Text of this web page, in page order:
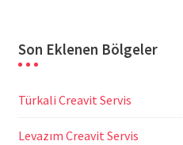
Son Eklenen Bölgeler
Türkali Creavit Servis
Levazım Creavit Servis